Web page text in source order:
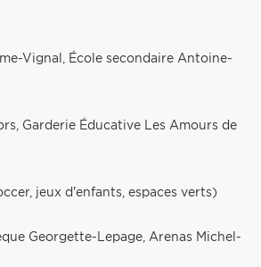
Vignal, École secondaire Antoine-
Garderie Éducative Les Amours de
jeux d'enfants, espaces verts)
Georgette-Lepage, Arenas Michel-